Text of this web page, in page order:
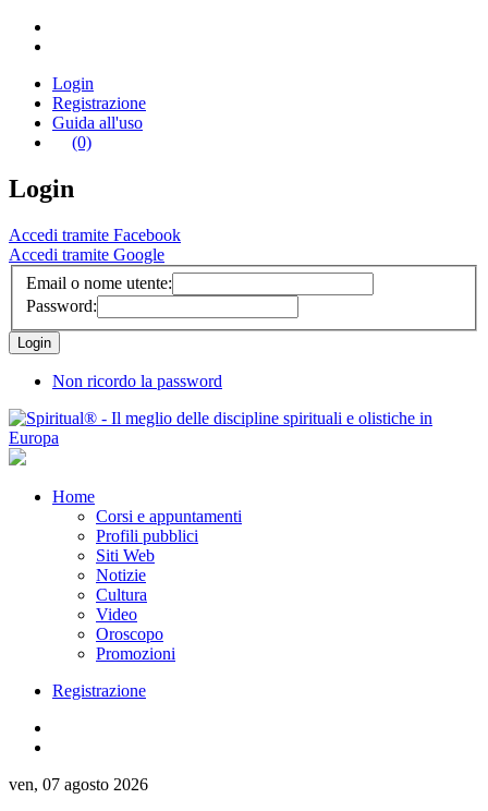
Login
Registrazione
Guida all'uso
(0)
Login
Accedi tramite Facebook
Accedi tramite Google
Email o nome utente:
Password:
Non ricordo la password
Home
Corsi e appuntamenti
Profili pubblici
Siti Web
Notizie
Cultura
Video
Oroscopo
Promozioni
Registrazione
ven, 07 agosto 2026